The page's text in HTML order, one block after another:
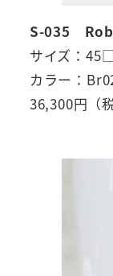
S-035
サイズ：
カラー：
36,300円（